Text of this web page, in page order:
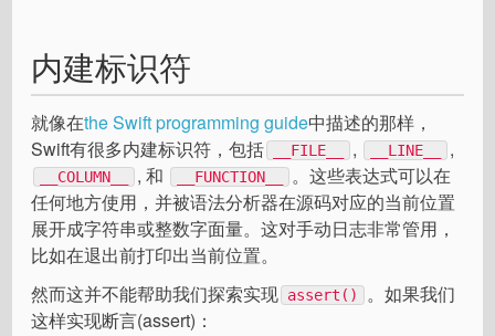
内建标识符
就像在the Swift programming guide中描述的那样，
Swift有很多内建标识符，包括
__FILE__ , __LINE__ ,
__COLUMN__ , 和 __FUNCTION__
。这些表达式可以在
任何地方使用，并被语法分析器在源码对应的当前位置
展开成字符串或整数字面量。这对手动日志非常管用，
比如在退出前打印出当前位置。
然而这并不能帮助我们探索实现 assert()
。如果我们
这样实现断言(assert)：